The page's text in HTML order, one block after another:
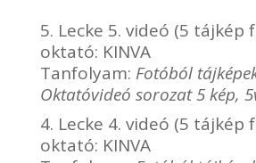
5. Lecke 5. videó (5 tájkép
oktató: KINVA
Tanfolyam: Fotóból
Oktatóvideó sorozat 5 kép,
4. Lecke 4. videó (5 tájkép
oktató: KINVA